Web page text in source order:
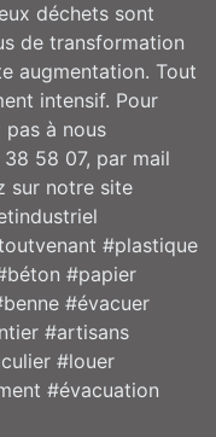
déchets sont
de transformation
augmentation. Tout
intensif. Pour
pas à nous
58 07, par mail
sur notre site
#plastique
#papier
#évacuer
#artisans
#louer
#évacuation